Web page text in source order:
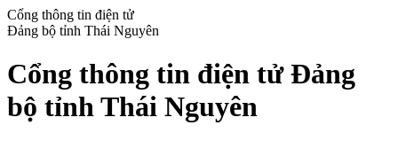
Cổng thông tin điện tử
Đảng bộ tỉnh Thái Nguyên
Cổng thông tin điện tử Đảng
bộ tỉnh Thái Nguyên